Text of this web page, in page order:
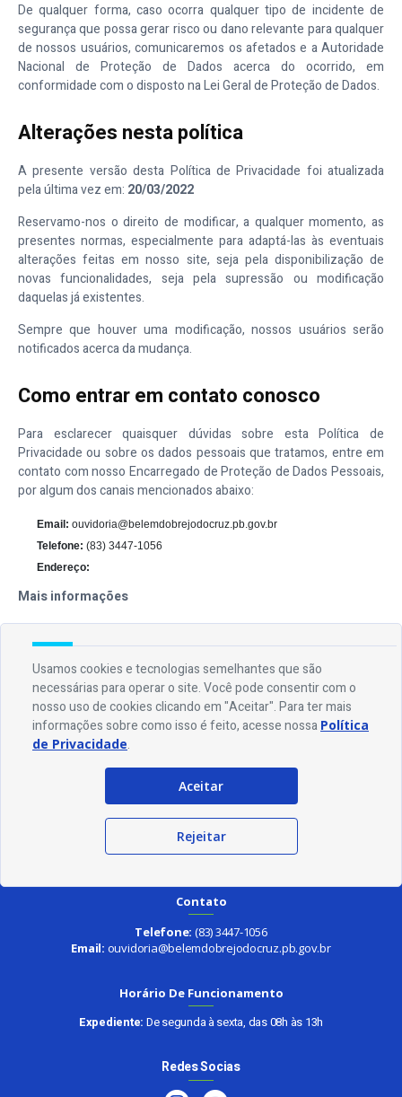
De qualquer forma, caso ocorra qualquer tipo de incidente de
segurança que possa gerar risco ou dano relevante para qualquer
de nossos usuários, comunicaremos os afetados e a Autoridade
Nacional de Proteção de Dados acerca do ocorrido, em
conformidade com o disposto na Lei Geral de Proteção de Dados.
Alterações nesta política
A presente versão desta Política de Privacidade foi atualizada
pela última vez em: 20/03/2022
Reservamo-nos o direito de modificar, a qualquer momento, as
presentes normas, especialmente para adaptá-las às eventuais
alterações feitas em nosso site, seja pela disponibilização de
novas funcionalidades, seja pela supressão ou modificação
daquelas já existentes.
Sempre que houver uma modificação, nossos usuários serão
notificados acerca da mudança.
Como entrar em contato conosco
Para esclarecer quaisquer dúvidas sobre esta Política de
Privacidade ou sobre os dados pessoais que tratamos, entre em
contato com nosso Encarregado de Proteção de Dados Pessoais,
por algum dos canais mencionados abaixo:
Email: ouvidoria@belemdobrejodocruz.pb.gov.br
Telefone: (83) 3447-1056
Endereço:
Mais informações
Esperemos que esteja esclarecido e, como mencionado
anteriormente, se houver algo que você não tem certeza se
precisa ou não, geralmente é mais seguro deixar os cookies
ativados, caso interaja com um dos recursos que você usa em
nosso site.
Rua Alcindo Olímpio Maia, 435 - Manoel Forte Maia - CEP 58895-000
Contato
Telefone: (83) 3447-1056
Email: ouvidoria@belemdobrejodocruz.pb.gov.br
Horário De Funcionamento
Expediente: De segunda à sexta, das 08h às 13h
Redes Socias
Usamos cookies e tecnologias semelhantes que são
necessárias para operar o site. Você pode consentir com o
nosso uso de cookies clicando em "Aceitar". Para ter mais
informações sobre como isso é feito, acesse nossa Política
de Privacidade.
Aceitar
Rejeitar